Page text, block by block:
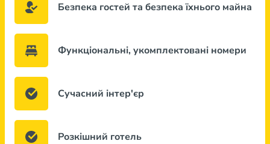
Безпека гостей та безпека їхнього майна
Функціональні, укомплектовані номери
Сучасний інтер'єр
Розкішний готель